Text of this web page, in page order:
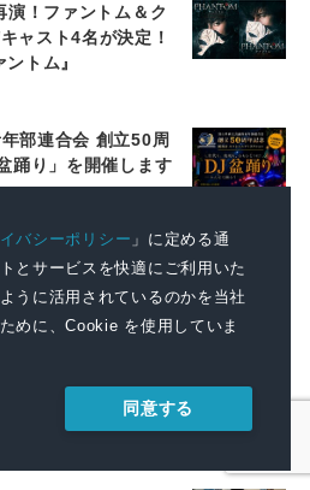
バシーポリシー 」に定める通
とサービスを快適にご利用いた
うに活用されているのかを当社
めに、Cookie を使用していま
同意する
！ファントム＆ク
ャスト4名が決定！
トム』
部連合会 創立50周
踊り」を開催します
ーレとのクラブパー
約
馬の歴史と文化に触
9月から展開